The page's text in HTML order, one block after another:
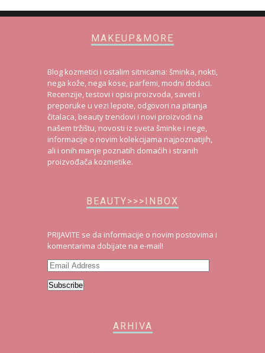
MAKEUP&MORE
Blog kozmetici i ostalim sitnicama: šminka, nokti,
nega kože, nega kose, parfemi, modni dodaci.
Recenzije, testovi i opisi proizvoda, saveti i
preporuke u vezi lepote, odgovori na pitanja
čitalaca, beauty trendovi i novi proizvodi na
našem tržištu, novosti iz sveta šminke i nege,
informacije o novim kolekcijama najpoznatijih,
ali i onih manje poznatih domaćih i stranih
proizvođača kozmetike.
BEAUTY>>>INBOX
PRIJAVITE se da informacije o novim postovima i
komentarima dobijate na e-mail!
Email
Address
Subscribe
ARHIVA